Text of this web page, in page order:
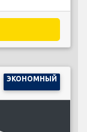
ЭКОНОМНЫЙ